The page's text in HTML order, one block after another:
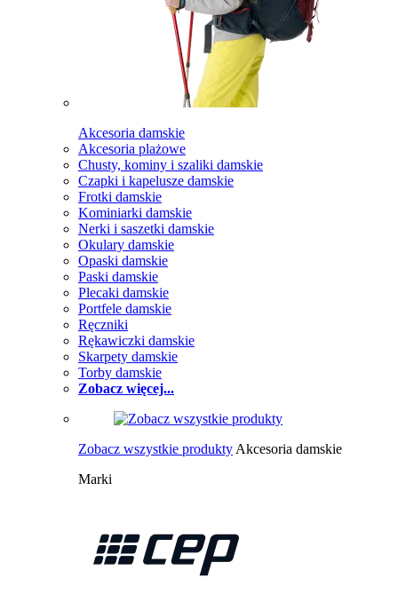
Akcesoria damskie
Akcesoria plażowe
Chusty, kominy i szaliki damskie
Czapki i kapelusze damskie
Frotki damskie
Kominiarki damskie
Nerki i saszetki damskie
Okulary damskie
Opaski damskie
Paski damskie
Plecaki damskie
Portfele damskie
Ręczniki
Rękawiczki damskie
Skarpety damskie
Torby damskie
Zobacz więcej...
Zobacz wszystkie produkty Akcesoria damskie
Marki